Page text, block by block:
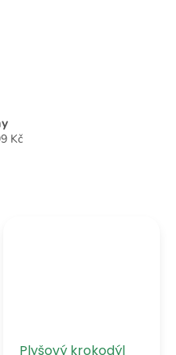
Kč
Plyšový krokodýl